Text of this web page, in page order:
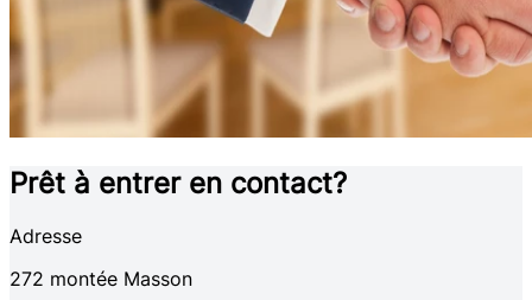
Prêt à entrer en contact?
Adresse
272 montée Masson